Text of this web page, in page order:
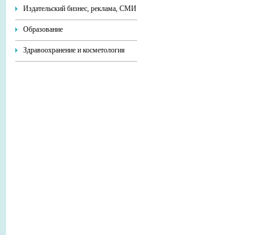
Издательский бизнес, реклама, СМИ
Образование
Здравоохранение и косметология